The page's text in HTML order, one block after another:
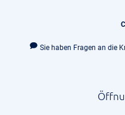
Sie haben Fragen an die